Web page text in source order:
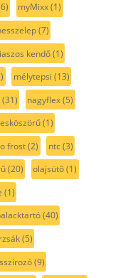
myMixx(1)
(7)
kendő(1)
mélytepsi (13)
(31) nagyflex(5)
(1)
frost(2) ntc(3)
(20) olajsütő(1)
(1)
(40)
(5)
(9)